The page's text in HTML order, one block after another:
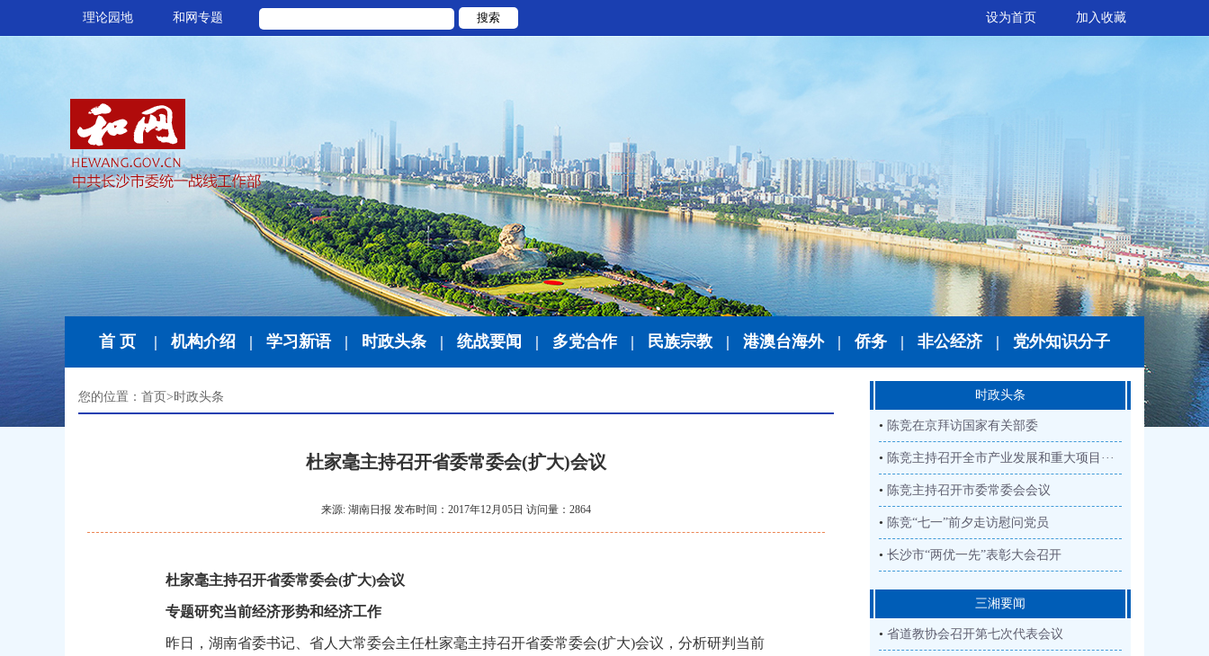
设为首页 加入收藏
理论园地 和网专题 搜索
首 页 | 机构介绍 | 学习新语 | 时政头条 | 统战要闻 | 多党合作 | 民族宗教 | 港澳台海外 | 侨务 | 非公经济 | 党外知识分子
您的位置： 首页 >时政头条
杜家毫主持召开省委常委会(扩大)会议
来源: 湖南日报 发布时间：2017年12月05日 访问量：2864
杜家毫主持召开省委常委会(扩大)会议
专题研究当前经济形势和经济工作
昨日，湖南省委书记、省人大常委会主任杜家毫主持召开省委常委会(扩大)会议，分析研判当前
时政头条
• 陈竞在京拜访国家有关部委
• 陈竞主持召开全市产业发展和重大项目···
• 陈竞主持召开市委常委会会议
• 陈竞“七一”前夕走访慰问党员
• 长沙市“两优一先”表彰大会召开
三湘要闻
• 省道教协会召开第七次代表会议